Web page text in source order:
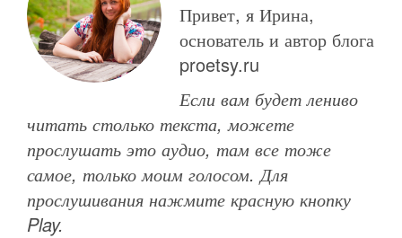
Привет, я Ирина,
основатель и автор блога
proetsy.ru
Если вам будет лениво
читать столько текста, можете
прослушать это аудио, там все тоже
самое, только моим голосом. Для
прослушивания нажмите красную кнопку
Play.